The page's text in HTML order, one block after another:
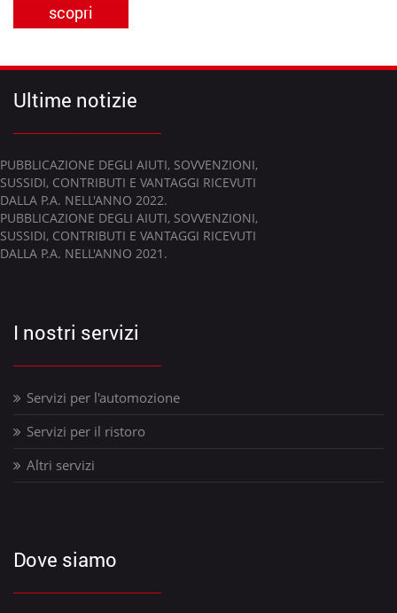
scopri
Ultime notizie
PUBBLICAZIONE DEGLI AIUTI, SOVVENZIONI,
SUSSIDI, CONTRIBUTI E VANTAGGI RICEVUTI
DALLA P.A. NELL'ANNO 2022.
PUBBLICAZIONE DEGLI AIUTI, SOVVENZIONI,
SUSSIDI, CONTRIBUTI E VANTAGGI RICEVUTI
DALLA P.A. NELL'ANNO 2021.
I nostri servizi
Servizi per l'automozione
Servizi per il ristoro
Altri servizi
Dove siamo